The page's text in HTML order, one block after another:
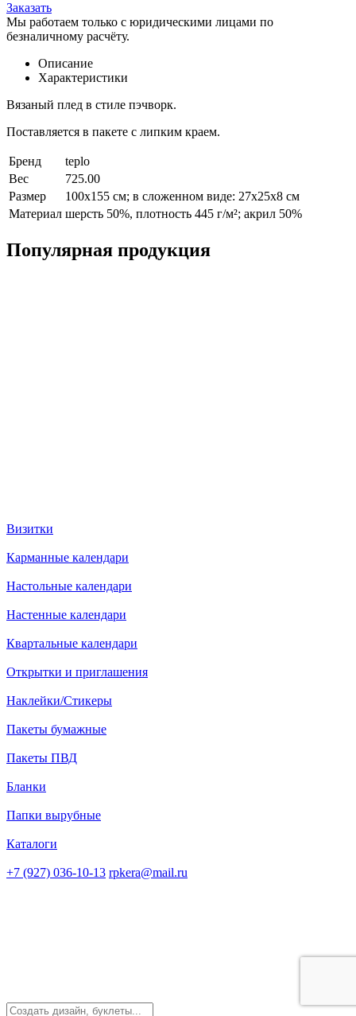
Заказать
Мы работаем только с юридическими лицами по
безналичному расчёту.
Описание
Характеристики
Вязаный плед в стиле пэчворк.
Поставляется в пакете с липким краем.
Бренд
teplo
Вес
725.00
Размер
100х155 см; в сложенном виде: 27х25х8 см
Материал шерсть 50%, плотность 445 г/м²; акрил 50%
Популярная продукция
Визитки
Карманные календари
Настольные календари
Настенные календари
Квартальные календари
Открытки и приглашения
Наклейки/Стикеры
Пакеты бумажные
Пакеты ПВД
Бланки
Папки вырубные
Каталоги
+7 (927) 036-10-13 rpkera@mail.ru